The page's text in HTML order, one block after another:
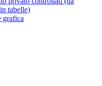
tabelle)
grafica